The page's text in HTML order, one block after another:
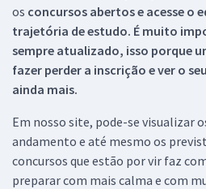
os concursos abertos e acesse o
trajetória de estudo. É muito
sempre atualizado, isso porque
fazer perder a inscrição e ver o
ainda mais.
Em nosso site, pode-se visualizar
andamento e até mesmo os
concursos que estão por vir faz
preparar com mais calma e com